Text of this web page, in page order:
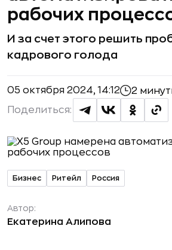
рабочих
И за счет этого решить
кадрового голода
05 октября 2024, 14:12 2
Поделиться:
Бизнес Ритейл Россия
Автор:
Екатерина Алипова